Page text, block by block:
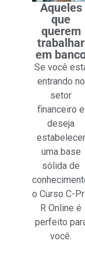
Aqueles
que
querem
trabalhar
em
Se você
entrando no
setor
financeiro e
deseja
estabelecer
uma base
sólida de
o Curso C-
R Online é
perfeito
você.